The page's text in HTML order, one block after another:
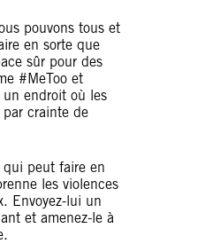
pouvons tous et
en sorte que
sûr pour des
#MeToo et
endroit où les
crainte de
qui peut faire en
les violences
Envoyez-lui un
et amenez-le à